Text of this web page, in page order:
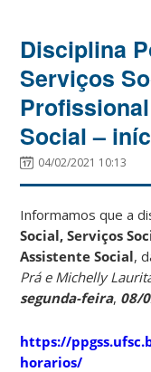
Disciplina
Serviços
Social –
04/02/2021 10:13
Informamos que a
Social, Serviços
Assistente Social,
Prá e Michelly
segunda-feira, 08/
https://
horarios/